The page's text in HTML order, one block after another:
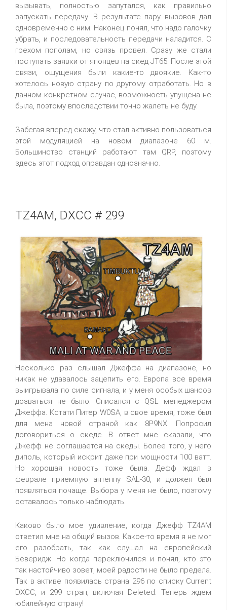
вызывать, полностью запутался, как правильно
запускать передачу. В результате пару вызовов дал
одновременно с ним. Наконец понял, что надо галочку
убрать, и последовательность передачи наладится. С
грехом пополам, но связь провел. Сразу же стали
поступать заявки от японцев на скед JT65. После этой
связи, ощущения были какие-то двоякие. Как-то
хотелось новую страну по другому отработать. Но в
данном конкретном случае, возможность упущена не
была, поэтому впоследствии точно жалеть не буду.
Забегая вперед скажу, что стал активно пользоваться
этой модуляцией на новом диапазоне 60 м.
Большинство станций работают там QRP, поэтому
здесь этот подход оправдан однозначно.
TZ4AM, DXCC # 299
Несколько раз слышал Джеффа на диапазоне, но
никак не удавалось зацепить его. Европа все время
выигрывала по силе сигнала, и у меня особых шансов
дозваться не было. Списался с QSL менеджером
Джеффа. Кстати Питер W0SA, в свое время, тоже был
для мена новой страной как 8P9NX. Попросил
договориться о скеде. В ответ мне сказали, что
Джефф не соглашается на скеды. Более того, у него
диполь, который искрит даже при мощности 100 ватт.
Но хорошая новость тоже была. Дефф ждал в
феврале приемную антенну SAL-30, и должен был
появляться почаще. Выбора у меня не было, поэтому
оставалось только наблюдать.
Каково было мое удивление, когда Джефф TZ4AM
ответил мне на общий вызов. Какое-то время я не мог
его разобрать, так как слушал на европейский
Беверидж. Но когда переключился и понял, кто это
так настойчиво зовет, моей радости не было предела.
Так в активе появилась страна 296 по списку Current
DXCC, и 299 стран, включая Deleted. Теперь ждем
юбилейную страну!